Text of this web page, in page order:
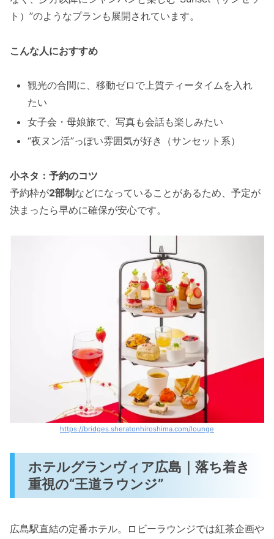
ト）”のようなプランも展開されています。
こんな人におすすめ
観光の合間に、移動ゼロで上質ティータイムを入れ
たい
女子会・母娘旅で、写真も会話も楽しみたい
“夜ヌン活”っぽい雰囲気が好き（サンセット系）
小ネタ：予約のコツ
予約枠が2部制などになっていることがあるため、予定が
決まったら早めに確保が安心です。
https://bridges.sheratonhiroshima.com/lounge
ホテルグランヴィア広島｜落ち着き
重視の“王道ラウンジ”
広島駅直結の定番ホテル。ロビーラウンジでは紅茶企画や